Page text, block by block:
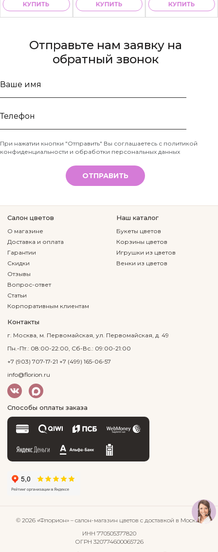
КУПИТЬ КУПИТЬ КУПИТЬ
Отправьте нам заявку на
обратный звонок
Ваше
Телефон
*
При нажатии кнопки "Отправить" Вы соглашаетесь с политикой
конфиденциальности и обработки персональных данных
ОТПРАВИТЬ
Салон цветов
О магазине
Доставка и оплата
Гарантии
Скидки
Отзывы
Вопрос-ответ
Статьи
Корпоративным клиентам
Наш каталог
Букеты цветов
Корзины цветов
Игрушки из цветов
Венки из цветов
Контакты
г. Москва, м. Первомайская, ул. Первомайская, д. 49
Пн.-Пт.: 08:00-22:00, Сб-Вс.: 09:00-21:00
+7 (903) 707-17-21 +7 (499) 165-06-57
info@florion.ru
Способы оплаты заказа
© 2026 «Флорион» – салон-магазин цветов с доставкой в Москве
ИНН 770505377820
ОГРН 320774600065726